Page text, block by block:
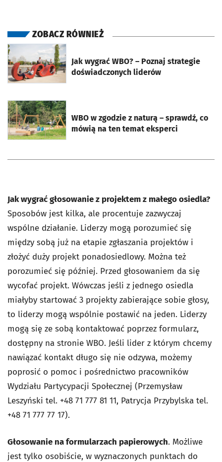
ZOBACZ RÓWNIEŻ
Jak wygrać WBO? – Poznaj strategie
doświadczonych liderów
otworzy się w nowej karcie
WBO w zgodzie z naturą – sprawdź, co
mówią na ten temat eksperci
otworzy się w nowej karcie
Jak wygrać głosowanie z projektem z małego osiedla?
Sposobów jest kilka, ale procentuje zazwyczaj
wspólne działanie. Liderzy mogą porozumieć się
między sobą już na etapie zgłaszania projektów i
złożyć duży projekt ponadosiedlowy. Można też
porozumieć się później. Przed głosowaniem da się
wycofać projekt. Wówczas jeśli z jednego osiedla
miałyby startować 3 projekty zabierające sobie głosy,
to liderzy mogą wspólnie postawić na jeden. Liderzy
mogą się ze sobą kontaktować poprzez formularz,
dostępny na stronie WBO. Jeśli lider z którym chcemy
nawiązać kontakt długo się nie odzywa, możemy
poprosić o pomoc i pośrednictwo pracowników
Wydziału Partycypacji Społecznej (Przemysław
Leszyński tel. +48 71 777 81 11, Patrycja Przybylska tel.
+48 71 777 77 17).
Głosowanie na formularzach papierowych. Możliwe
jest tylko osobiście, w wyznaczonych punktach do